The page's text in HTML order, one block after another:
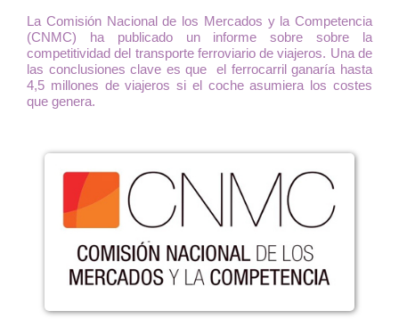
La Comisión Nacional de los Mercados y la Competencia
(CNMC) ha publicado un informe sobre sobre la
competitividad del transporte ferroviario de viajeros. Una de
las conclusiones clave es que el ferrocarril ganaría hasta
4,5 millones de viajeros si el coche asumiera los costes
que genera.